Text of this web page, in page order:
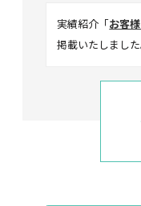
実績紹介「お客
掲載いたしました